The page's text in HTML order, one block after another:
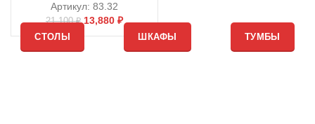
Артикул: 83.32
21,100₽ 13,880 ₽
СТОЛЫ ШКАФЫ ТУМБЫ